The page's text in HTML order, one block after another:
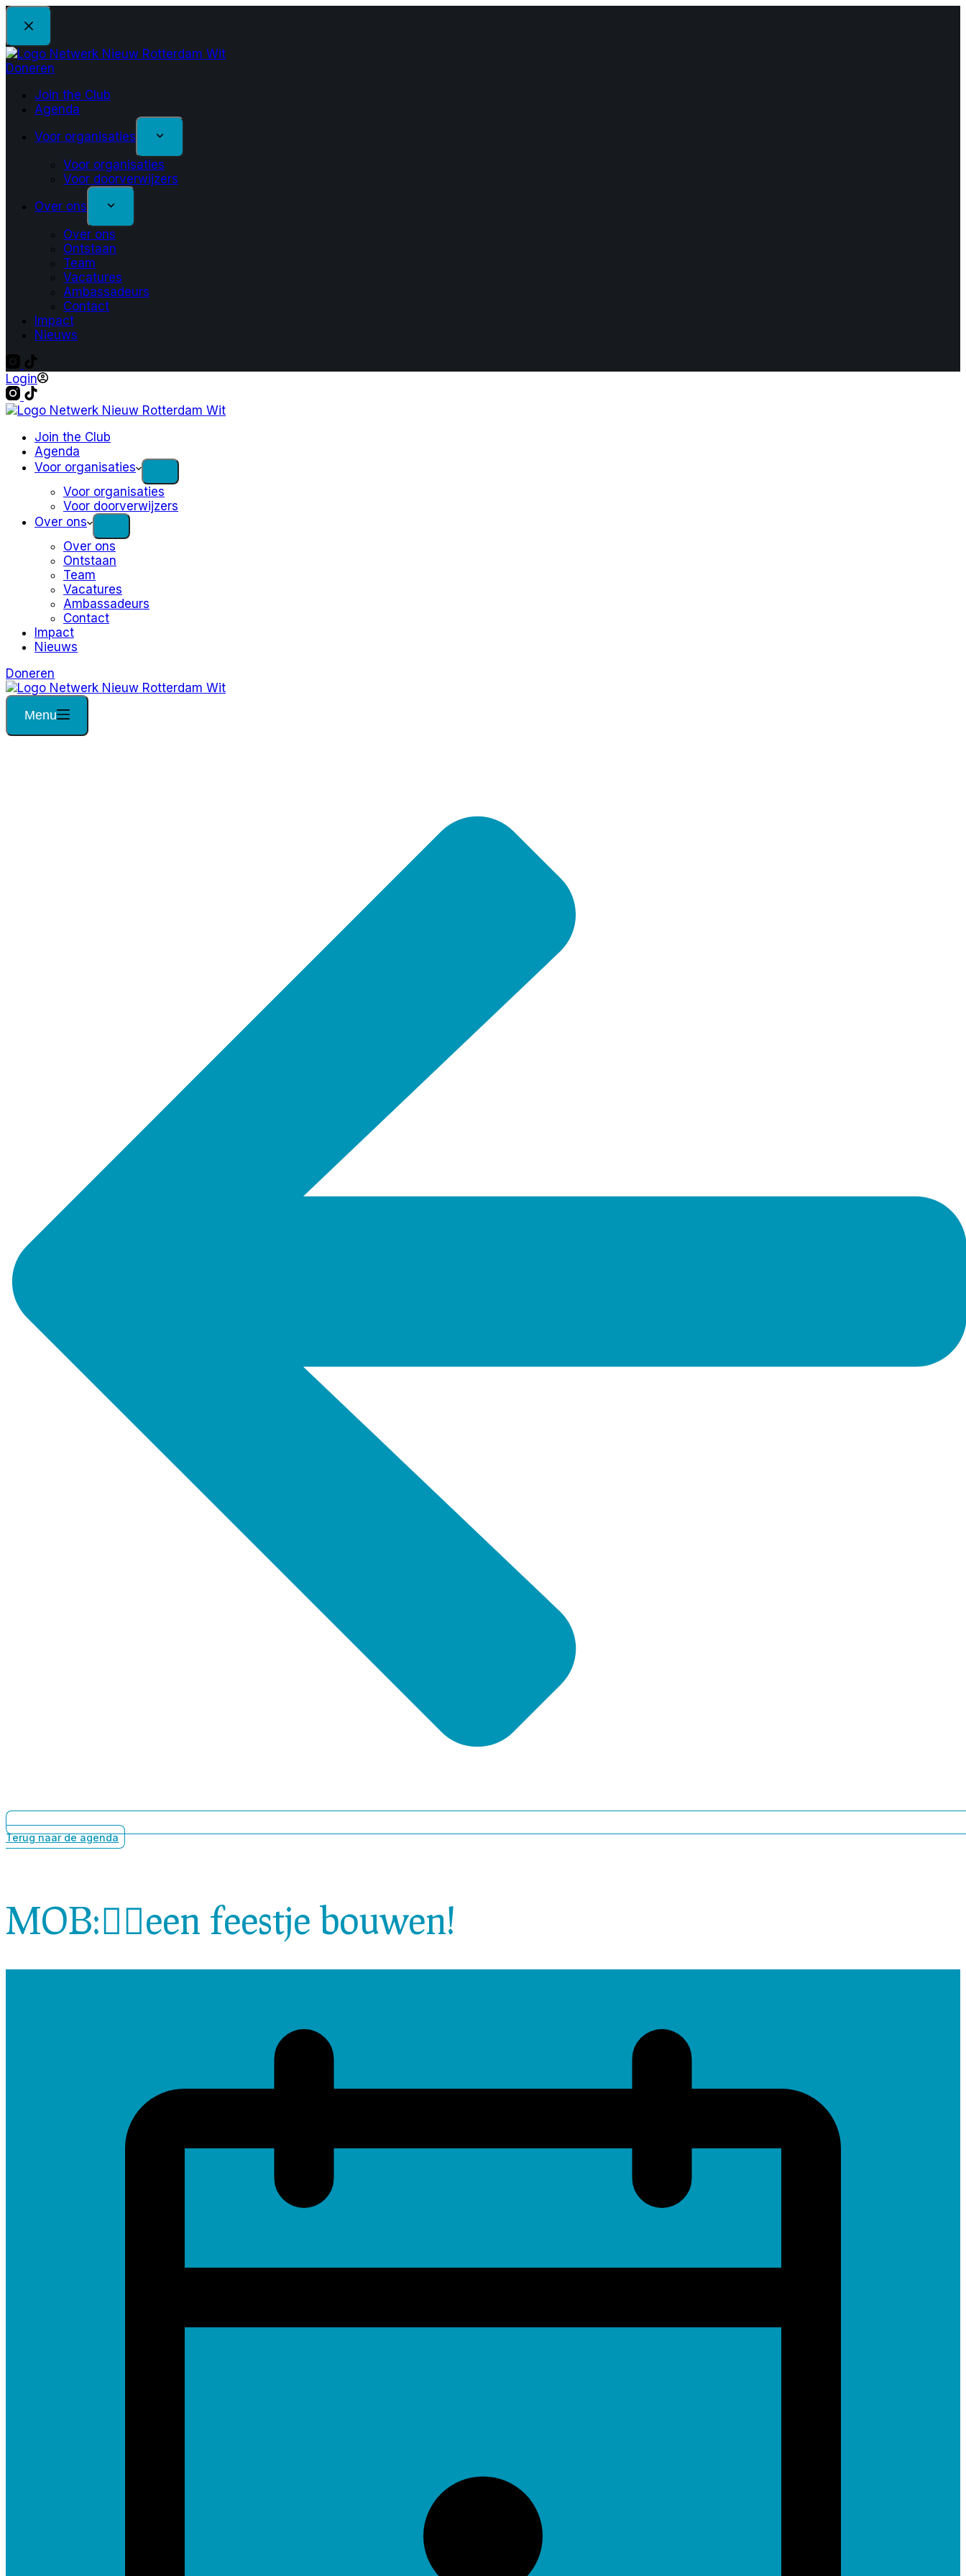
Ga
naar
de
inhoud
Doneren
Join the Club
Agenda
Voor organisaties
Voor organisaties
Voor doorverwijzers
Over ons
Over ons
Ontstaan
Team
Vacatures
Ambassadeurs
Contact
Impact
Nieuws
Login
Join the Club
Agenda
Voor organisaties
Voor organisaties
Voor doorverwijzers
Over ons
Over ons
Ontstaan
Team
Vacatures
Ambassadeurs
Contact
Impact
Nieuws
Doneren
Menu
Terug naar de agenda
MOB:🤸‍♀️een feestje bouwen!